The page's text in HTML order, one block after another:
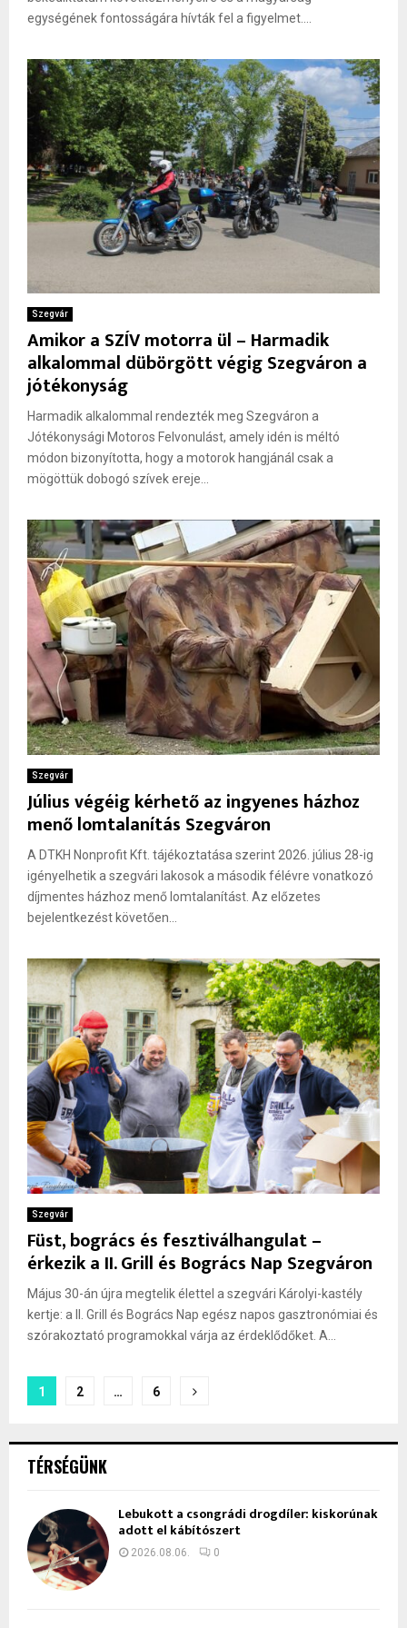
egységének fontosságára hívták fel a figyelmet....
Szegvár
Amikor a SZÍV motorra ül – Harmadik
alkalommal dübörgött végig Szegváron a
jótékonyság
Harmadik alkalommal rendezték meg Szegváron a
Jótékonysági Motoros Felvonulást, amely idén is méltó
módon bizonyította, hogy a motorok hangjánál csak a
mögöttük dobogó szívek ereje...
Szegvár
Július végéig kérhető az ingyenes házhoz
menő lomtalanítás Szegváron
A DTKH Nonprofit Kft. tájékoztatása szerint 2026. július 28-ig
igényelhetik a szegvári lakosok a második félévre vonatkozó
díjmentes házhoz menő lomtalanítást. Az előzetes
bejelentkezést követően...
Szegvár
Füst, bogrács és fesztiválhangulat –
érkezik a II. Grill és Bogrács Nap Szegváron
Május 30-án újra megtelik élettel a szegvári Károlyi-kastély
kertje: a II. Grill és Bogrács Nap egész napos gasztronómiai és
szórakoztató programokkal várja az érdeklődőket. A...
Bejegyzések
1 2 … 6
TÉRSÉGÜNK
Lebukott a csongrádi drogdíler: kiskorúnak
adott el kábítószert
2026.08.06. 0